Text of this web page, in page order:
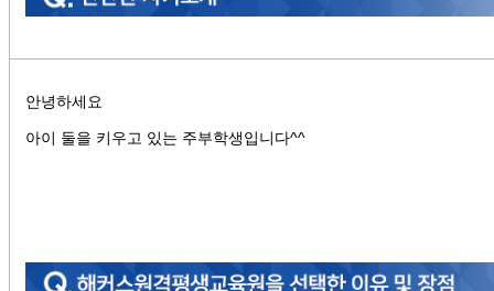
안녕하세요
아이 둘을 키우고 있는 주부학생입니다^^